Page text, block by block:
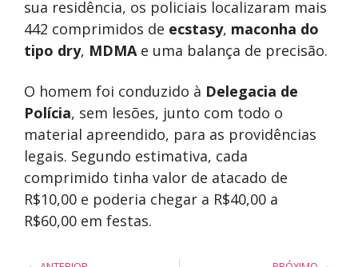
sua residência, os policiais localizaram mais
442 comprimidos de ecstasy, maconha do
tipo dry, MDMAe uma balança de precisão.
O homem foi conduzido à Delegacia de
Polícia, sem lesões, junto com todo o
material apreendido, para as providências
legais. Segundo estimativa, cada
comprimido tinha valor de atacado de
R$10,00 e poderia chegar a R$40,00 a
R$60,00 em festas.